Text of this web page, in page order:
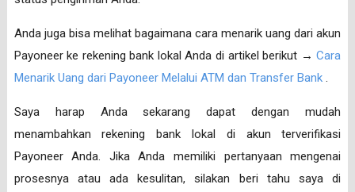
Anda juga bisa melihat bagaimana cara menarik uang dari akun
Payoneer ke rekening bank lokal Anda di artikel berikut →Cara
Menarik Uang dari Payoneer Melalui ATM dan Transfer Bank.
Saya harap Anda sekarang dapat dengan mudah
menambahkan rekening bank lokal di akun terverifikasi
Payoneer Anda. Jika Anda memiliki pertanyaan mengenai
prosesnya atau ada kesulitan, silakan beri tahu saya di